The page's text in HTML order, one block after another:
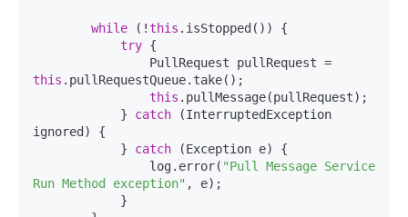
while (!this .isStopped()) {
try {
this .pullRequestQueue.take();
this .pullMessage(pullRequest);
            }
catch (InterruptedException
ignored) {
            }
catch (Exception e) {
                log.error(
"Pull Message Service
Run Method exception" , e);